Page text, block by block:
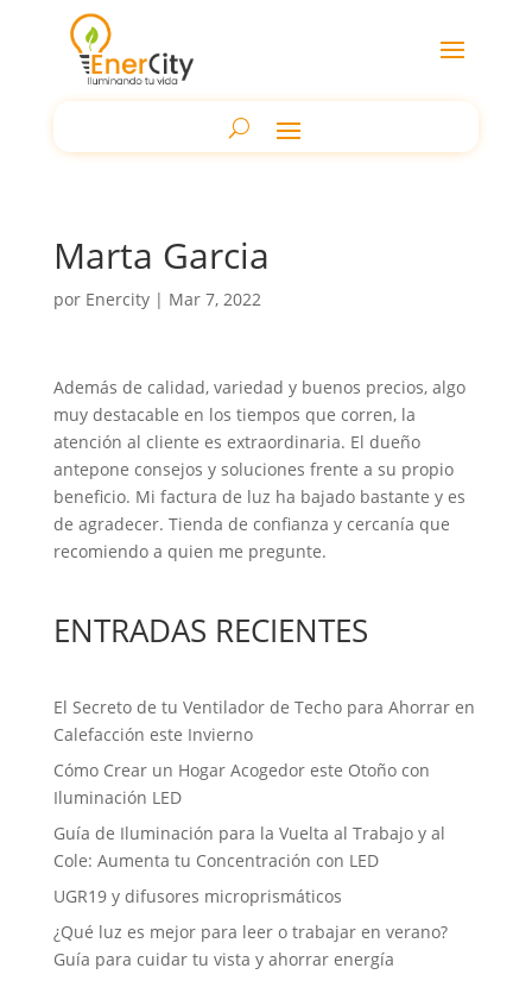
Marta Garcia
por Enercity| Mar 7, 2022
Además de calidad, variedad y buenos precios, algo
muy destacable en los tiempos que corren, la
atención al cliente es extraordinaria. El dueño
antepone consejos y soluciones frente a su propio
beneficio. Mi factura de luz ha bajado bastante y es
de agradecer. Tienda de confianza y cercanía que
recomiendo a quien me pregunte.
ENTRADAS RECIENTES
El Secreto de tu Ventilador de Techo para Ahorrar en
Calefacción este Invierno
Cómo Crear un Hogar Acogedor este Otoño con
Iluminación LED
Guía de Iluminación para la Vuelta al Trabajo y al
Cole: Aumenta tu Concentración con LED
UGR19 y difusores microprismáticos
¿Qué luz es mejor para leer o trabajar en verano?
Guía para cuidar tu vista y ahorrar energía